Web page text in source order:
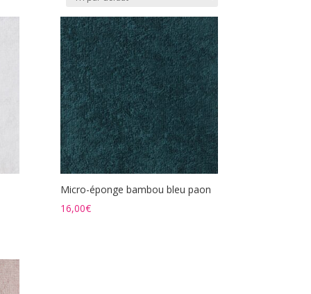
Micro-éponge bambou bleu paon
16,00€